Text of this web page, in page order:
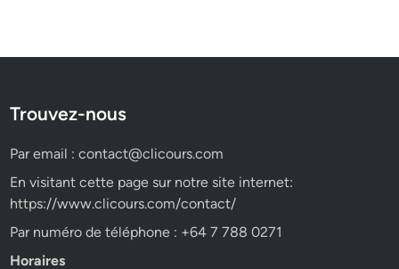
Trouvez-nous
Par email :contact@clicours.com
En visitant cette page sur notre site internet:
https://www.clicours.com/contact/
Par numéro de téléphone : +64 7 788 0271
Horaires